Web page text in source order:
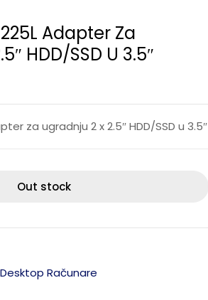
Adapter Za
HDD/SSD U 3.5″
za ugradnju 2 x 2.5″ HDD/SSD u 3.5″
Out stock
Računare